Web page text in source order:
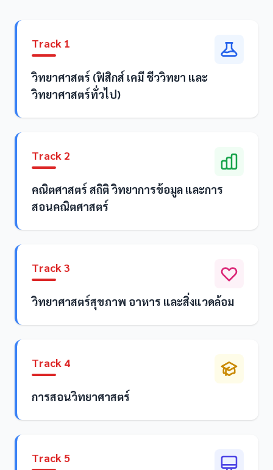
Track 1
วิทยาศาสตร์ (ฟิสิกส์ เคมี ชีววิทยา และ
วิทยาศาสตร์ทั่วไป)
Track 2
คณิตศาสตร์ สถิติ วิทยาการข้อมูล และการ
สอนคณิตศาสตร์
Track 3
วิทยาศาสตร์สุขภาพ อาหาร และสิ่งแวดล้อม
Track 4
การสอนวิทยาศาสตร์
Track 5